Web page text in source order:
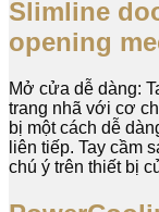
Slimline
opening
Mở cửa dễ dàng:
trang nhã với cơ
bị một cách dễ
liên tiếp. Tay cầm
chú ý trên thiết bị